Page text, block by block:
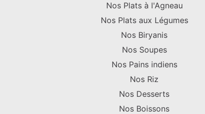
Nos Plats à l'Agneau
Nos Plats aux Légumes
Nos Biryanis
Nos Soupes
Nos Pains indiens
Nos Riz
Nos Desserts
Nos Boissons